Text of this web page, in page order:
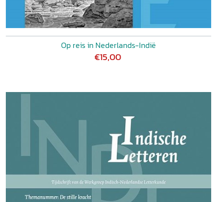
Op reis in Nederlands-Indië
€15,00